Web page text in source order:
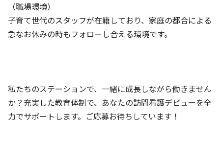
（職場環境）
子育て世代のスタッフが在籍しており、家庭の都合による
急なお休みの時もフォローし合える環境です。
私たちのステーションで、一緒に成長しながら働きません
か？充実した教育体制で、あなたの訪問看護デビューを全
力でサポートします。ご応募お待ちしています！